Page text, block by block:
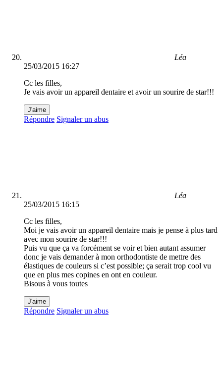
Léa
25/03/2015 16:27
Cc les filles,
Je vais avoir un appareil dentaire et avoir un sourire de star!!!
J'aime
Répondre Signaler un abus
Léa
25/03/2015 16:15
Cc les filles,
Moi je vais avoir un appareil dentaire mais je pense à plus tard
avec mon sourire de star!!!
Puis vu que ça va forcément se voir et bien autant assumer
donc je vais demander à mon orthodontiste de mettre des
élastiques de couleurs si c’est possible; ça serait trop cool vu
que en plus mes copines en ont en couleur.
Bisous à vous toutes
J'aime
Répondre Signaler un abus